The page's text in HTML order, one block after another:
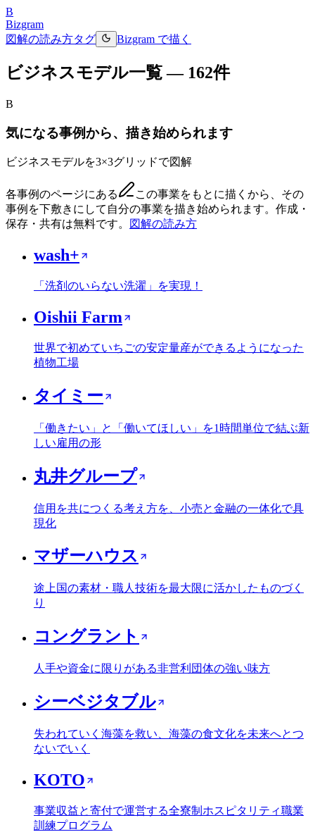
B
Bizgram
図解の読み方タグ Bizgram で描く
ビジネスモデル一覧 — 162件
B
気になる事例から、描き始められます
ビジネスモデルを3×3グリッドで図解
各事例のページにある この事業をもとに描く から、その
事例を下敷きにして自分の事業を描き始められます。作成・
保存・共有は無料です。
図解の読み方
wash+
「洗剤のいらない洗濯」を実現！
Oishii Farm
世界で初めていちごの安定量産ができるようになった
植物工場
タイミー
「働きたい」と「働いてほしい」を1時間単位で結ぶ新
しい雇用の形
丸井グループ
信用を共につくる考え方を、小売と金融の一体化で具
現化
マザーハウス
途上国の素材・職人技術を最大限に活かしたものづく
り
コングラント
人手や資金に限りがある非営利団体の強い味方
シーベジタブル
失われていく海藻を救い、海藻の食文化を未来へとつ
ないでいく
KOTO
事業収益と寄付で運営する全寮制ホスピタリティ職業
訓練プログラム